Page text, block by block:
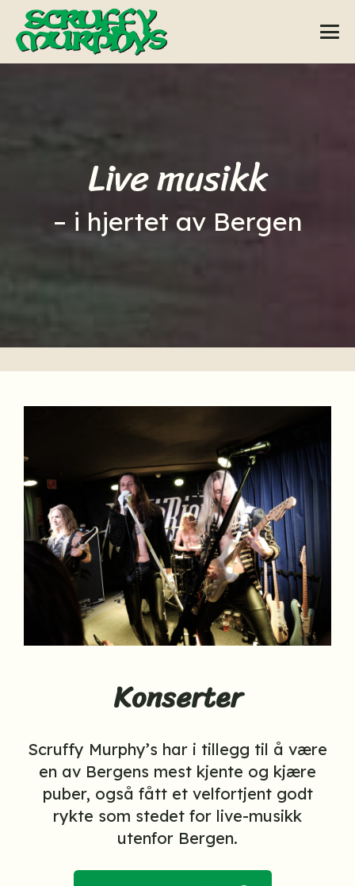
Live musikk
– i hjertet av Bergen
Konserter
Scruffy Murphy’s har i tillegg til å være
en av Bergens mest kjente og kjære
puber, også fått et velfortjent godt
rykte som stedet for live-musikk
utenfor Bergen.